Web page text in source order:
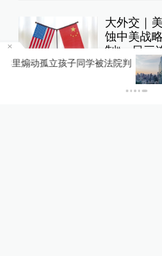
大外交｜
蚀中美战
制“一日三
大国外交 21
我使馆发布公民赴泰